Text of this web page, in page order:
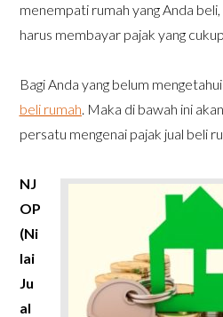
menempati rumah yang Anda
harus membayar pajak yang
Bagi Anda yang belum
beli rumah. Maka di bawah ini
persatu mengenai pajak jual beli
NJ
OP
(Ni
lai
Ju
al